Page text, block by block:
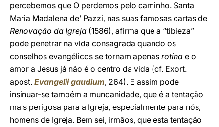
percebemos que O perdemos pelo caminho. Santa
Maria Madalena de’ Pazzi, nas suas famosas cartas de
Renovação da Igreja (1586), afirma que a “tibieza”
pode penetrar na vida consagrada quando os
conselhos evangélicos se tornam apenas rotina e o
amor a Jesus já não é o centro da vida (cf. Exort.
apost. Evangelii gaudium, 264). E assim pode
insinuar-se também a mundanidade, que é a tentação
mais perigosa para a Igreja, especialmente para nós,
homens de Igreja. Bem sei, irmãos, que esta tentação